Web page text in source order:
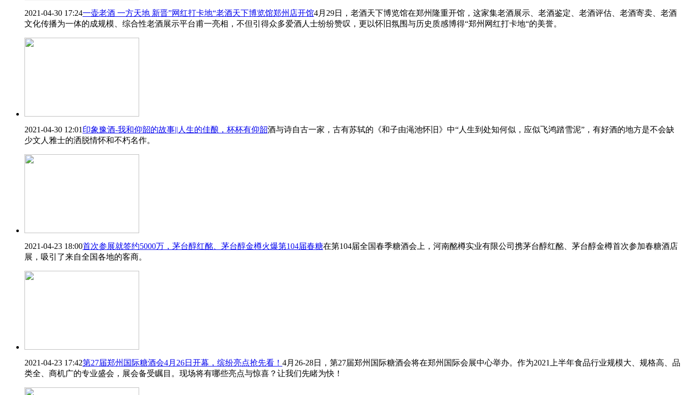
2021-04-30 17:24一壶老酒 一方天地 新晋”网红打卡地“老酒天下博览馆郑州店开馆4月29日，老酒天下博览馆在郑州隆重开馆，这家集老酒展示、老酒鉴定、老酒评估、老酒寄卖、老酒
文化传播为一体的成规模、综合性老酒展示平台甫一亮相，不但引得众多爱酒人士纷纷赞叹，更以怀旧氛围与历史质感博得“郑州网红打卡地“的美誉。
2021-04-30 12:01 印象豫酒-我和仰韶的故事||人生的佳酿，杯杯有仰韶酒与诗自古一家，古有苏轼的《和子由渑池怀旧》中“人生到处知何似，应似飞鸿踏雪泥”，有好酒的地方是不会缺
少文人雅士的洒脱情怀和不朽名作。
2021-04-23 18:00首次参展就签约5000万，茅台醇红酩、茅台醇金樽火爆第104届春糖在第104届全国春季糖酒会上，河南酩樽实业有限公司携茅台醇红酩、茅台醇金樽首次参加春糖酒店
展，吸引了来自全国各地的客商。
2021-04-23 17:42第27届郑州国际糖酒会4月26日开幕，缤纷亮点抢先看！ 4月26-28日，第27届郑州国际糖酒会将在郑州国际会展中心举办。作为2021上半年食品行业规模大、规格高、品
类全、商机广的专业盛会，展会备受瞩目。现场将有哪些亮点与惊喜？让我们先睹为快！